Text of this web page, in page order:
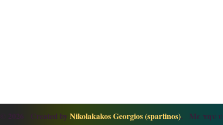
© 2026 Created by Nikolakakos Georgios (spartinos). Με την